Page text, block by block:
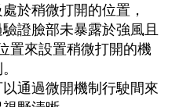
於稍微打開的位置，
證臉部未暴露於強風且
置來設置稍微打開的機
通過微開機制行駛間來